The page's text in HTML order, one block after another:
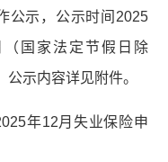
公示，公示时间2025
国家法定节假日除
示内容详见附件。
年12月失业保险申